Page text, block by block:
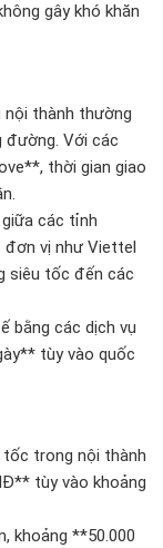
gây khó khăn
thành thường
Với các
thời gian giao
các tỉnh
vị như Viettel
siêu tốc đến các
bằng các dịch vụ
tùy vào quốc
tốc trong nội thành
tùy vào khoảng
khoảng **50.000